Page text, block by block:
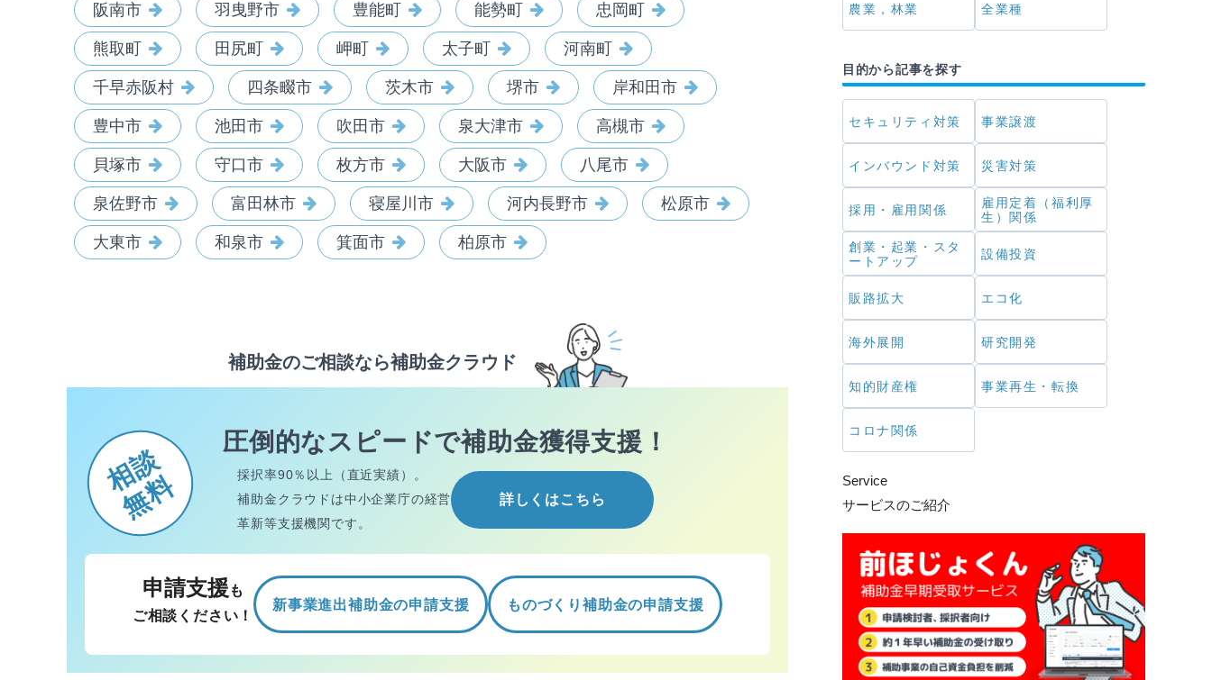
阪南市 羽曳野市 豊能町 能勢町 忠岡町
熊取町 田尻町 岬町 太子町 河南町
千早赤阪村 四条畷市 茨木市 堺市 岸和田市
豊中市 池田市 吹田市 泉大津市 高槻市
貝塚市 守口市 枚方市 大阪市 八尾市
泉佐野市 富田林市 寝屋川市 河内長野市 松原市
大東市 和泉市 箕面市 柏原市
補助金のご相談なら補助金クラウド
相談
無料
圧倒的なスピードで補助金獲得支援！
採択率90％以上（直近実績）。
補助金クラウドは中小企業庁の経営
革新等支援機関です。
詳しくはこちら
申請支援 も
ご相談ください！
新事業進出補助金の申請支援 ものづくり補助金の申請支援
農業，林業 全業種
目的から記事を探す
セキュリティ対策 事業譲渡
インバウンド対策 災害対策
採用・雇用関係
雇用定着（福利厚
生）関係
創業・起業・スタ
ートアップ
設備投資
販路拡大 エコ化
海外展開 研究開発
知的財産権 事業再生・転換
コロナ関係
Service
サービスのご紹介